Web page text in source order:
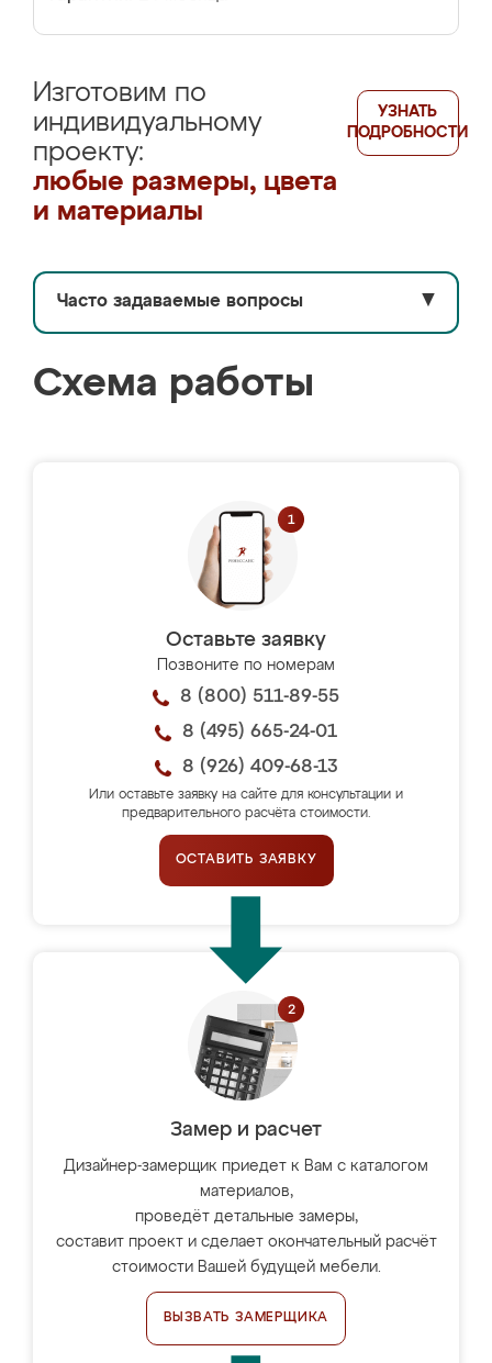
Изготовим по
индивидуальному
проекту:
любые размеры, цвета
и материалы
УЗНАТЬ
ПОДРОБНОСТИ
Часто задаваемые вопросы ▼
Схема работы
Оставьте заявку
Позвоните по номерам
8 (800) 511-89-55
8 (495) 665-24-01
8 (926) 409-68-13
Или оставьте заявку на сайте для консультации и
предварительного расчёта стоимости.
ОСТАВИТЬ ЗАЯВКУ
Замер и расчет
Дизайнер-замерщик приедет к Вам с каталогом
материалов,
проведёт детальные замеры,
составит проект и сделает окончательный расчёт
стоимости Вашей будущей мебели.
ВЫЗВАТЬ ЗАМЕРЩИКА